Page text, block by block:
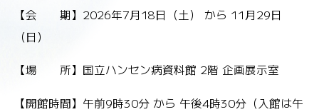
【会 期】2026年7月18日（土） から 11月29日
（日）
【場 所】国立ハンセン病資料館 2階 企画展示室
【開館時間】午前9時30分 から 午後4時30分（入館は午